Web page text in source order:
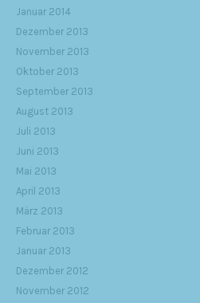
Januar 2014
Dezember 2013
November 2013
Oktober 2013
September 2013
August 2013
Juli 2013
Juni 2013
Mai 2013
April 2013
März 2013
Februar 2013
Januar 2013
Dezember 2012
November 2012